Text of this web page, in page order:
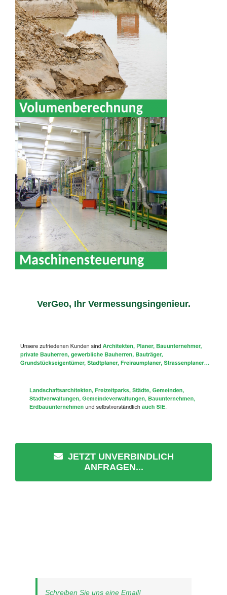
VerGeo, Ihr Vermessungsingenieur.
JETZT UNVERBINDLICH
ANFRAGEN...
Schreiben Sie uns eine Email!